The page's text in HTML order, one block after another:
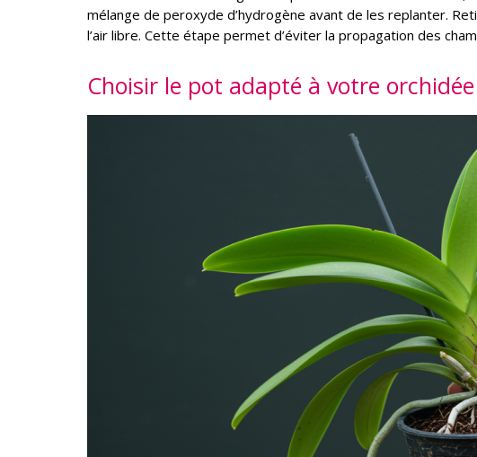
mélange de peroxyde d’hydrogène avant de les replanter.
l’air libre. Cette étape permet d’éviter la propagation des
Choisir le pot adapté à votre orchidée